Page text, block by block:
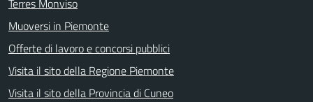
Terres Monviso
Muoversi in Piemonte
Offerte di lavoro e concorsi pubblici
Visita il sito della Regione Piemonte
Visita il sito della Provincia di Cuneo